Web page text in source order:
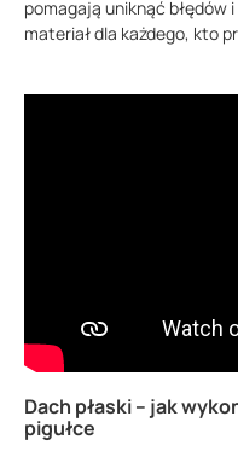
pomagają uniknąć błędów
materiał dla każdego, kto
Dach płaski – jak
pigułce